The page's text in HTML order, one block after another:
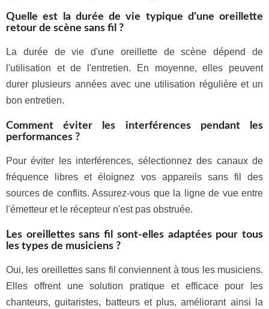
Quelle est la durée de vie typique d'une oreillette
retour de scène sans fil ?
La durée de vie d'une oreillette de scène dépend de
l'utilisation et de l'entretien. En moyenne, elles peuvent
durer plusieurs années avec une utilisation régulière et un
bon entretien.
Comment éviter les interférences pendant les
performances ?
Pour éviter les interférences, sélectionnez des canaux de
fréquence libres et éloignez vos appareils sans fil des
sources de conflits. Assurez-vous que la ligne de vue entre
l'émetteur et le récepteur n'est pas obstruée.
Les oreillettes sans fil sont-elles adaptées pour tous
les types de musiciens ?
Oui, les oreillettes sans fil conviennent à tous les musiciens.
Elles offrent une solution pratique et efficace pour les
chanteurs, guitaristes, batteurs et plus, améliorant ainsi la